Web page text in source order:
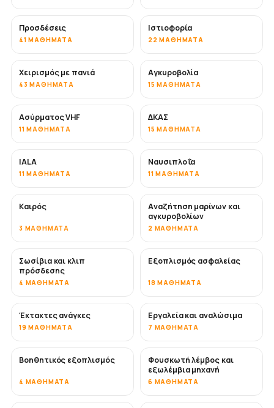
Προσδέσεις
41 ΜΑΘΉΜΑΤΑ
Ιστιοφορία
22 ΜΑΘΉΜΑΤΑ
Χειρισμός με πανιά
43 ΜΑΘΉΜΑΤΑ
Αγκυροβολία
15 ΜΑΘΉΜΑΤΑ
Ασύρματος VHF
11 ΜΑΘΉΜΑΤΑ
ΔΚΑΣ
15 ΜΑΘΉΜΑΤΑ
IALA
11 ΜΑΘΉΜΑΤΑ
Ναυσιπλοΐα
11 ΜΑΘΉΜΑΤΑ
Καιρός
3 ΜΑΘΉΜΑΤΑ
Αναζήτηση μαρίνων και
αγκυροβολίων
2 ΜΑΘΉΜΑΤΑ
Σωσίβια και κλιπ
πρόσδεσης
4 ΜΑΘΉΜΑΤΑ
Εξοπλισμός ασφαλείας
18 ΜΑΘΉΜΑΤΑ
Έκτακτες ανάγκες
19 ΜΑΘΉΜΑΤΑ
Εργαλεία και αναλώσιμα
7 ΜΑΘΉΜΑΤΑ
Βοηθητικός εξοπλισμός
4 ΜΑΘΉΜΑΤΑ
Φουσκωτή λέμβος και
εξωλέμβια μηχανή
6 ΜΑΘΉΜΑΤΑ